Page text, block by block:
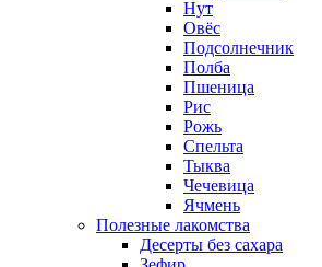
Нут
Овёс
Подсолнечник
Полба
Пшеница
Рис
Рожь
Спельта
Тыква
Чечевица
Ячмень
Полезные лакомства
Десерты без сахара